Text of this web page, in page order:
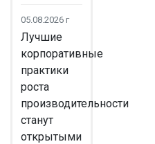
05.08.2026 г
Лучшие
корпоративные
практики
роста
производительности
станут
открытыми